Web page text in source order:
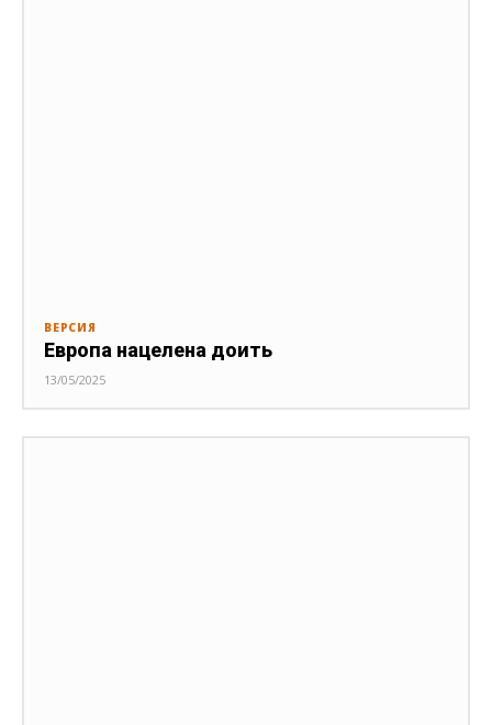
ВЕРСИЯ
Европа нацелена доить
13/05/2025